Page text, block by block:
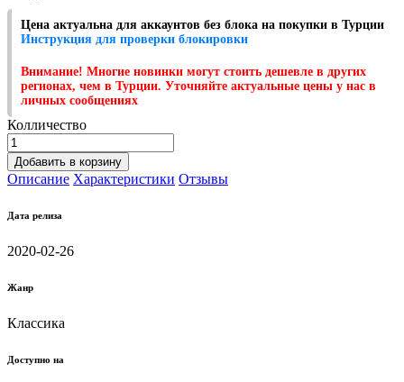
Цена актуальна для аккаунтов без блока на покупки в Турции
Инструкция для проверки блокировки
Внимание! Многие новинки могут стоить дешевле в других
регионах, чем в Турции. Уточняйте актуальные цены у нас в
личных сообщениях
Колличество
Добавить в корзину
Описание Характеристики Отзывы
Дата релиза
2020-02-26
Жанр
Классика
Доступно на